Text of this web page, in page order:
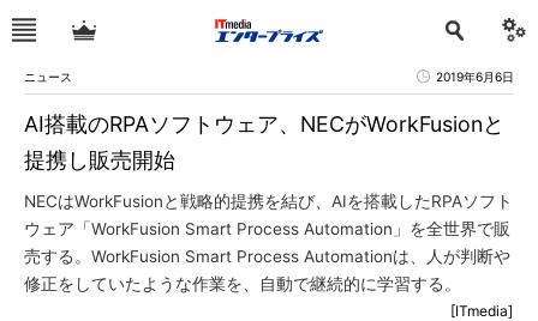
ニュース 2019年6月6日
AI搭載のRPAソフトウェア、NECがWorkFusionと
提携し販売開始
NECはWorkFusionと戦略的提携を結び、AIを搭載したRPAソフト
ウェア「WorkFusion Smart Process Automation」を全世界で販
売する。WorkFusion Smart Process Automationは、人が判断や
修正をしていたような作業を、自動で継続的に学習する。
[ITmedia]